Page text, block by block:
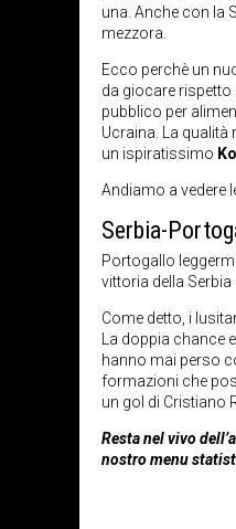
una. Anche con la
mezzora.
Ecco perchè un
da giocare rispetto
pubblico per
Ucraina. La
un ispiratissimo
Andiamo a vedere
Serbia-
Portogallo
vittoria della Serbia
Come detto, i
La doppia chance
hanno mai perso
formazioni che
un gol di Cristiano
Resta nel vivo
nostro menu